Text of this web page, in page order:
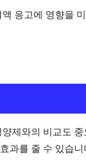
응고에 영향을
제와의 비교도
과를 줄 수 있습니